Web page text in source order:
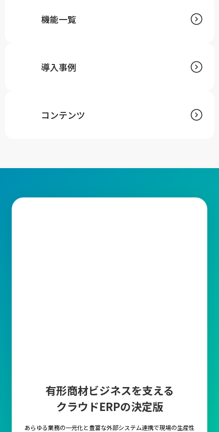
機能一覧
導入事例
コンテンツ
有形商材ビジネスを支える
クラウドERPの決定版
あらゆる業務の一元化と豊富な外部システム連携で現場の生産性